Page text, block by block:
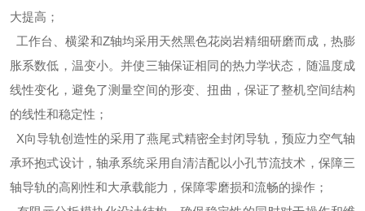
大提高；
工作台、横梁和Z轴均采用天然黑色花岗岩精细研磨而成，热膨
胀系数低，温变小。并使三轴保证相同的热力学状态，随温度成
线性变化，避免了测量空间的形变、扭曲，保证了整机空间结构
的线性和稳定性；
X向导轨创造性的采用了燕尾式精密全封闭导轨，预应力空气轴
承环抱式设计，轴承系统采用自清洁配以小孔节流技术，保障三
轴导轨的高刚性和大承载能力，保障零磨损和流畅的操作；